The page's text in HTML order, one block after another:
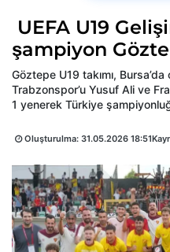
UEFA U19
şampiyon
Göztepe U19 takımı,
Trabzonspor’u Yusuf Ali ve
1 yenerek Türkiye
Oluşturulma: 31.05.2026 18:51